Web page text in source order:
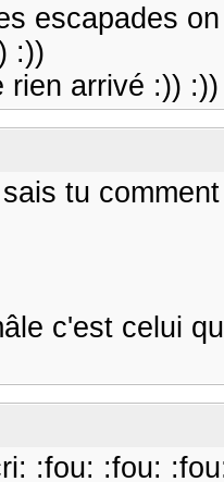
escapades
:))
rien arrivé :))
tu
c'est celui
:fou: :fou: